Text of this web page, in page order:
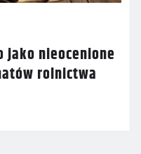
jako nieocenione
rolnictwa